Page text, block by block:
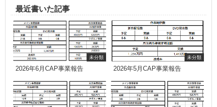
最近書いた記事
未分類
2026年6月CAP事業報告
未分類
2026年5月CAP事業報告